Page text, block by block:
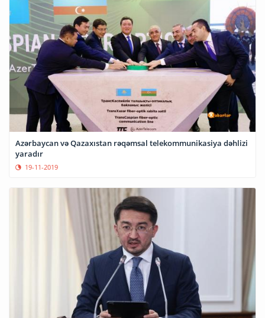
Azərbaycan və Qazaxıstan rəqəmsal telekommunikasiya dəhlizi
yaradır
19-11-2019